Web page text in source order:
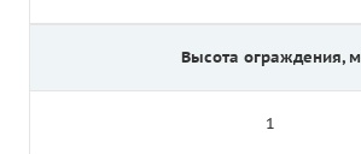
Высота ограждения, м
1